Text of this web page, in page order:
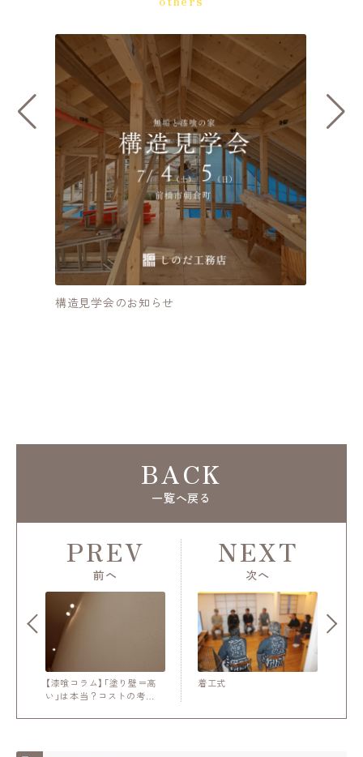
住宅雑誌「群馬の家」に掲載されています！
PREV
前へ
【漆喰コラム】「塗り壁＝高
い」は本当？コストの考…
BACK
一覧へ戻る
着工式
NEXT
次へ